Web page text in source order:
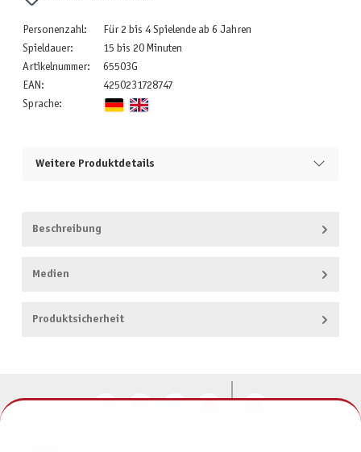
Personenzahl:
Für 2 bis 4 Spielende ab 6 Jahren
Spieldauer:
15 bis 20 Minuten
Artikelnummer:
65503G
EAN:
4250231728747
Sprache:
Weitere Produktdetails
Beschreibung
Medien
Produktsicherheit